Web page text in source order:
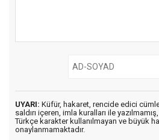
UYARI: Küfür, hakaret, rencide edici
saldırı içeren, imla kuralları ile yazılmamış,
Türkçe karakter kullanılmayan ve büyük
onaylanmamaktadır.